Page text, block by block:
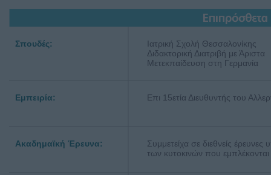
Σπουδές:
Ιατρική Σχολή Θεσσαλονίκης
Διδακτορική Διατριβή με Άριστα
Μετεκπαίδευση στη Γερμανία
Εμπειρία: Επι 15ετία Διευθυντής του
Ακαδημαϊκή Έρευνα:
Συμμετείχα σε διεθνείς
των κυτοκινών που